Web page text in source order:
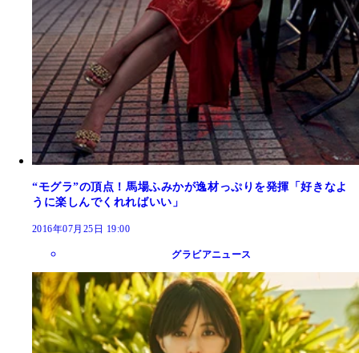
“モグラ”の頂点！馬場ふみかが逸材っぷりを発揮「好きなよ
うに楽しんでくれればいい」
2016年07月25日 19:00
グラビアニュース